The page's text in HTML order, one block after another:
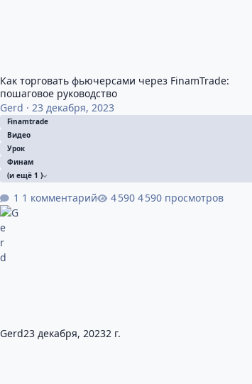
Как торговать фьючерсами через FinamTrade:
пошаговое руководство
Gerd ·23 декабря, 2023
Finamtrade
Видео
Урок
Финам
(и ещё 1 )
1 комментарий 4 590 просмотров
Gerd23 декабря, 20232 г.